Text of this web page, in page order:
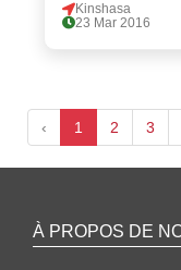
Kinshasa
23 Mar 2016
‹ 1 2 3
À PROPOS DE